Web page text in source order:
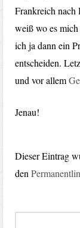
Frankreich
weiß wo es
ich ja dann ein
entscheiden.
und vor allem
Jenau!
Dieser Eintrag
den